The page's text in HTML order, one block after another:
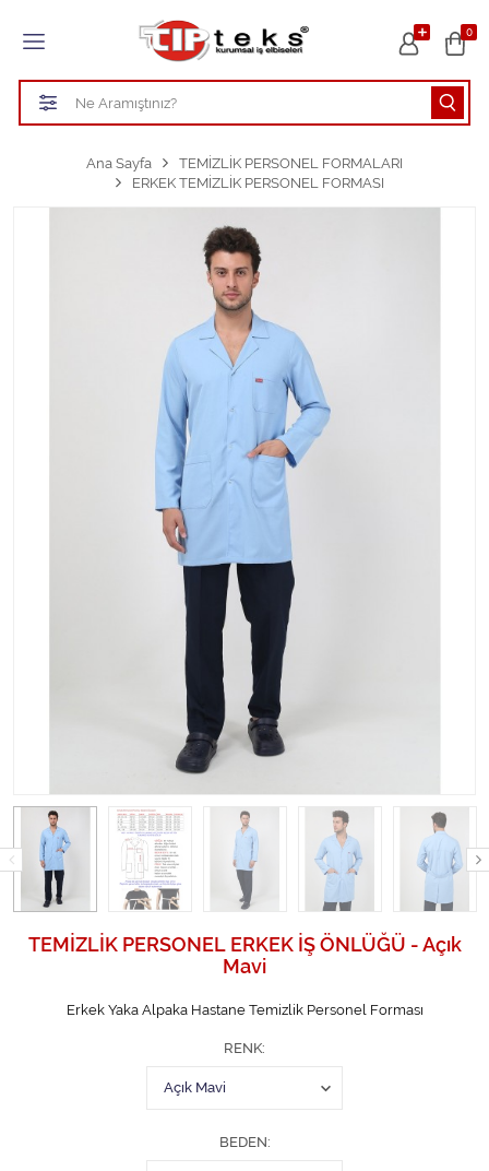
0
Tüm Kategoriler
HASTANE KIYAFETLERİ
TEMİZLİK PERSONEL FORMALARI
Ana Sayfa
TEMİZLİK PERSONEL FORMALARI
ERKEK TEMİZLİK PERSONEL FORMASI
TEMİZLİK PERSONEL ERKEK İŞ ÖNLÜĞÜ - Açık
Mavi
Erkek Yaka Alpaka Hastane Temizlik Personel Forması
RENK
BEDEN